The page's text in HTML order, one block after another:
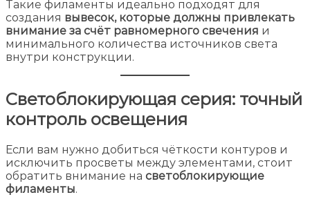
Такие филаменты идеально подходят для
создания вывесок, которые должны привлекать
внимание за счёт равномерного свечения и
минимального количества источников света
внутри конструкции.
Светоблокирующая серия: точный
контроль освещения
Если вам нужно добиться чёткости контуров и
исключить просветы между элементами, стоит
обратить внимание на светоблокирующие
филаменты.